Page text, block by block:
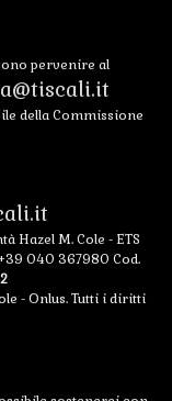
pervenire al
della Commissione
Hazel M. Cole - ETS
040 367980 Cod.
- Onlus. Tutti i diritti